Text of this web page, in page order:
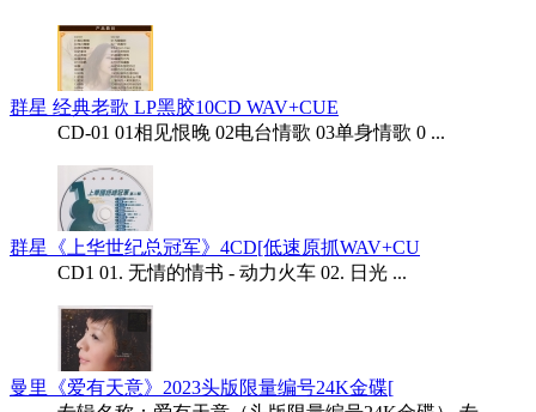
群星 经典老歌 LP黑胶10CD WAV+CUE
CD-01 01相见恨晚 02电台情歌 03单身情歌 0 ...
群星《上华世纪总冠军》4CD[低速原抓WAV+CU
CD1 01. 无情的情书 - 动力火车 02. 日光 ...
曼里《爱有天意》2023头版限量编号24K金碟[